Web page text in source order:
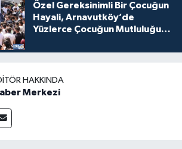
Özel Gereksinimli Bir Çocuğun
Hayali, Arnavutköy’de
Yüzlerce Çocuğun Mutluluğu
HAKKINDA
Merkezi